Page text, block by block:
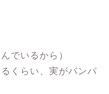
でいるから）
くらい、実がパンパ